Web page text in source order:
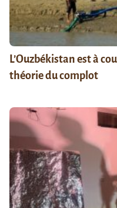
L’Ouzbékistan est à
théorie du complot